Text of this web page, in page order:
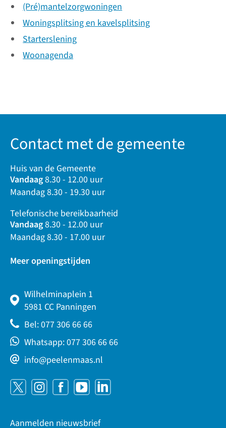
(Pré)mantelzorgwoningen
Woningsplitsing en kavelsplitsing
Starterslening
Woonagenda
Contact met de gemeente
Huis van de Gemeente
Vandaag8.30 - 12.00 uur
Maandag 8.30 - 19.30 uur
Telefonische bereikbaarheid
Vandaag8.30 - 12.00 uur
Maandag 8.30 - 17.00 uur
Meer openingstijden
Wilhelminaplein 1
5981 CC Panningen
Bel: 077 306 66 66
Whatsapp: 077 306 66 66
info@peelenmaas.nl
Aanmelden nieuwsbrief